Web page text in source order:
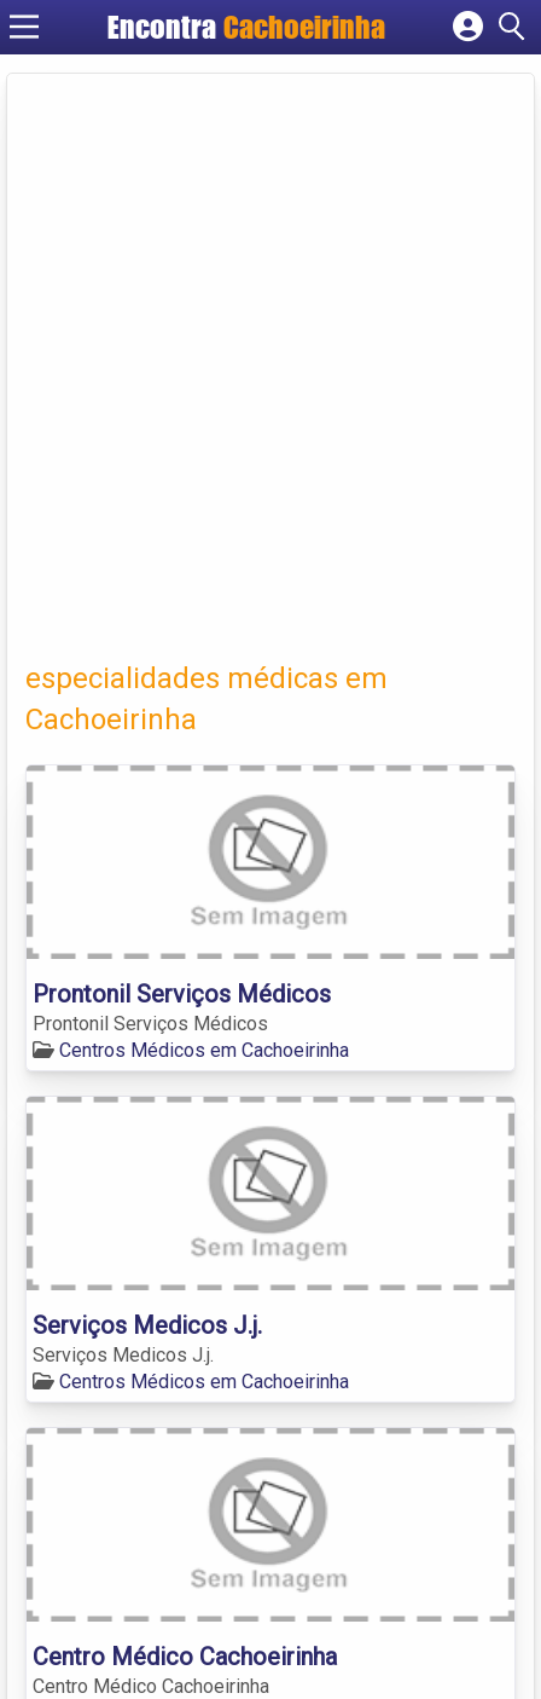
Encontra Cachoeirinha
Cadastrar empresa
especialidades médicas em
Cachoeirinha
Prontonil Serviços Médicos
Prontonil Serviços Médicos
Centros Médicos em Cachoeirinha
Serviços Medicos J.j.
Serviços Medicos J.j.
Centros Médicos em Cachoeirinha
Centro Médico Cachoeirinha
Centro Médico Cachoeirinha